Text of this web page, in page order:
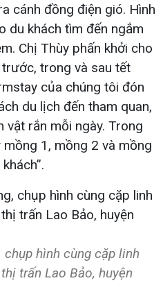
cánh đồng điện gió. Hình
du khách tìm đến ngắm
Chị Thùy phấn khởi cho
trong và sau tết
của chúng tôi đón
du lịch đến tham quan,
vật rắn mỗi ngày. Trong
1, mồng 2 và mồng
hình cùng cặp linh
trấn Lao Bảo, huyện